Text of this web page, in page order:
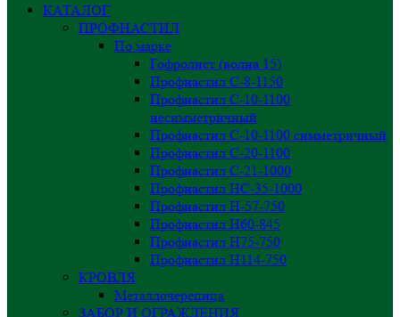
КАТАЛОГ
ПРОФНАСТИЛ
По марке
Гофролист (волна 15)
Профнастил С-8-1150
Профнастил С-10-1100
несимметричный
Профнастил С-10-1100 симметричный
Профнастил С-20-1100
Профнастил С-21-1000
Профнастил НС-35-1000
Профнастил H-57-750
Профнастил Н60-845
Профнастил Н75-750
Профнастил Н114-750
КРОВЛЯ
Металлочерепица
ЗАБОР И ОГРАЖДЕНИЯ